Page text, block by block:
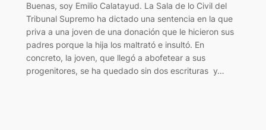
Buenas, soy Emilio Calatayud. La Sala de lo Civil del
Tribunal Supremo ha dictado una sentencia en la que
priva a una joven de una donación que le hicieron sus
padres porque la hija los maltrató e insultó. En
concreto, la joven, que llegó a abofetear a sus
progenitores, se ha quedado sin dos escrituras y…